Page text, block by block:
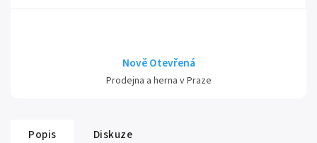
Nově Otevřená
Prodejna a herna v Praze
Popis Diskuze